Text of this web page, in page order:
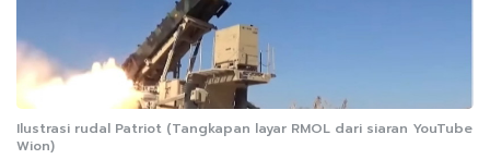
Ilustrasi rudal Patriot (Tangkapan layar RMOL dari siaran YouTube
Wion)